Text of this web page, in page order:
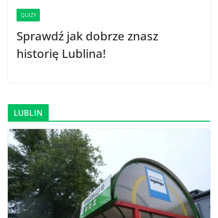
QUIZY
Sprawdź jak dobrze znasz
historię Lublina!
LUBLIN